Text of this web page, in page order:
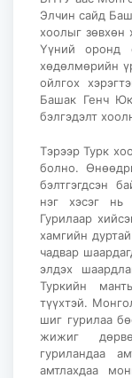
Элчин сайд
хоолыг зөвхөн
Үүний оронд
хөдөлмөрийн
ойлгох
Башак Генч
бэлгэдэлт
Тэрээр Турк
болно.
бэлтгэгдсэн
нэг хэсэг нь
Гурилаар
хамгийн
чадвар
элдэх
Туркийн
түүхтэй.
шиг гурилаа
жижиг
гуриландаа
амтлахдаа